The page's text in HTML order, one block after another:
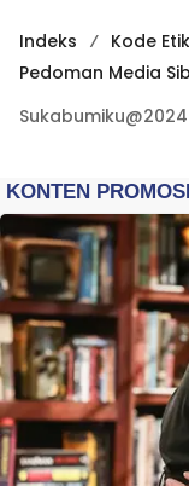
Indeks Kode Etik
Pedoman Media